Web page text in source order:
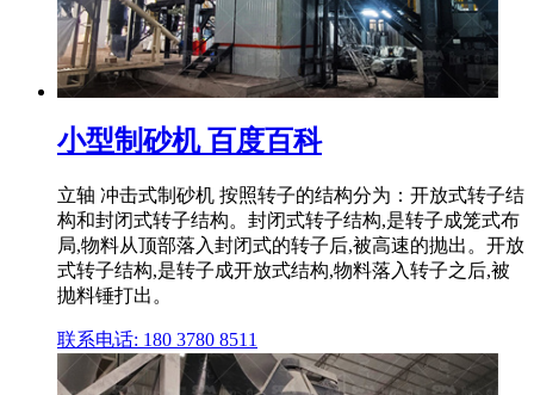
小型制砂机 百度百科
立轴 冲击式制砂机 按照转子的结构分为：开放式转子结
构和封闭式转子结构。封闭式转子结构,是转子成笼式布
局,物料从顶部落入封闭式的转子后,被高速的抛出。开放
式转子结构,是转子成开放式结构,物料落入转子之后,被
抛料锤打出。
联系电话: 180 3780 8511